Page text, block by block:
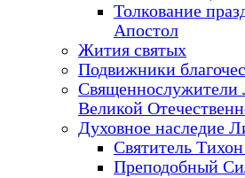
Толкование
Апостол
Жития святых
Подвижники
Священнослужители
Великой
Духовное наследие
Святитель
Преподобный